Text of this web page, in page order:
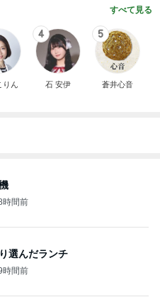
すべて見る
りん
4
石 安伊
5
蒼井心音
時間前
選んだランチ
時間前